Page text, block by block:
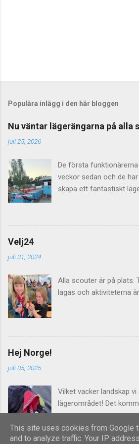
Populära inlägg i den här bloggen
Nu väntar lägerängarna på alla
juli 25, 2026
De första
veckor sedan och de
skapa ett fantastiskt
det inte med några
dras både el, vatten
Velj24
juli 31, 2024
Alla scouter är på plats.
lagas och aktiviteterna
Hej Norge!
juli 05, 2025
Vilket vacker landskap
lägerområdet! Det
This site uses cookies from Google
and to analyze traffic. Your IP